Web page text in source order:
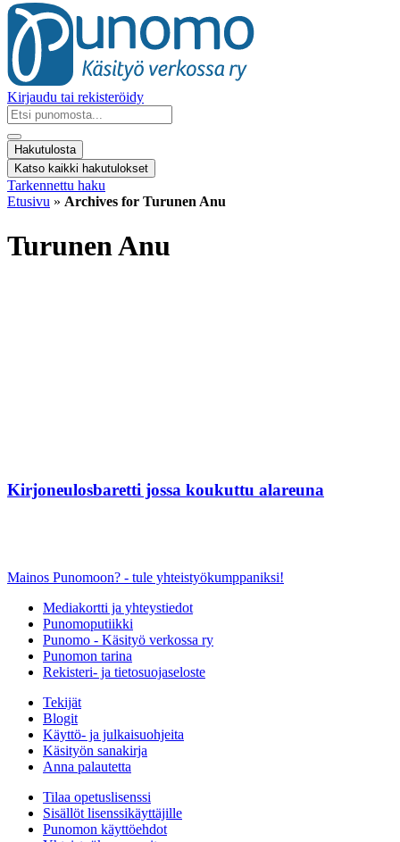
Kirjaudu tai rekisteröidy
Search
...
Hakutulosta
Katso kaikki hakutulokset
Tarkennettu haku
Etusivu » Archives for Turunen Anu
Turunen Anu
Kirjoneulosbaretti jossa koukuttu alareuna
Mainos Punomoon? - tule yhteistyökumppaniksi!
Mediakortti ja yhteystiedot
Punomoputiikki
Punomo - Käsityö verkossa ry
Punomon tarina
Rekisteri- ja tietosuojaseloste
Tekijät
Blogit
Käyttö- ja julkaisuohjeita
Käsityön sanakirja
Anna palautetta
Tilaa opetuslisenssi
Sisällöt lisenssikäyttäjille
Punomon käyttöehdot